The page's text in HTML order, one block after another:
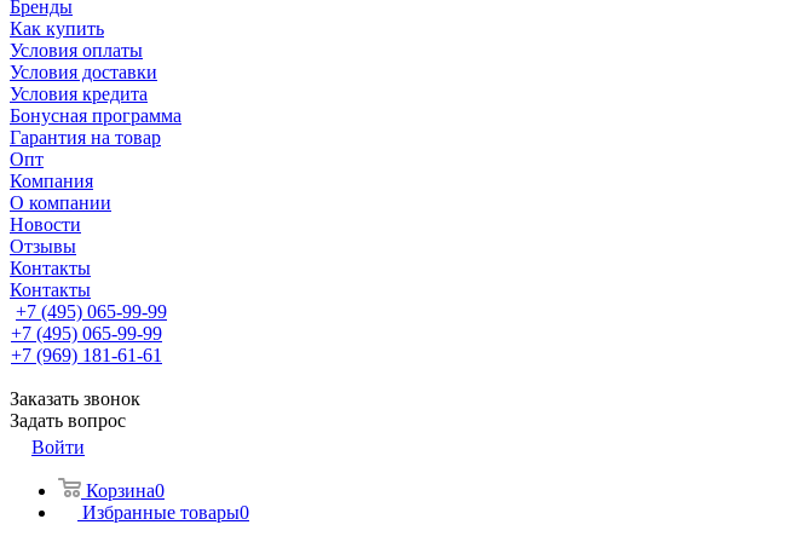
Бренды
Как купить
Условия оплаты
Условия доставки
Условия кредита
Бонусная программа
Гарантия на товар
Опт
Компания
О компании
Новости
Отзывы
Контакты
Контакты
+7 (495) 065-99-99
+7 (495) 065-99-99
+7 (969) 181-61-61
Заказать звонок
Задать вопрос
Войти
Корзина0
Избранные товары0